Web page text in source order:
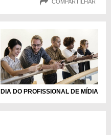
COMPARTILHAR
DIA DO PROFISSIONAL DE MÍDIA